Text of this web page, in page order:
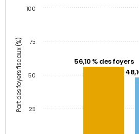
Part des foyers fiscaux (%)
56,10 % des foyers
25
50
75
100